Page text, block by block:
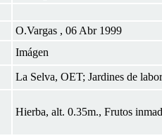
O.Vargas , 06 Abr 1999
Imágen
La Selva, OET; Jardines de
Hierba, alt. 0.35m., Frutos